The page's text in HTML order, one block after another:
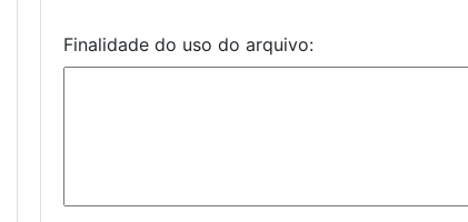
Finalidade do uso do arquivo: